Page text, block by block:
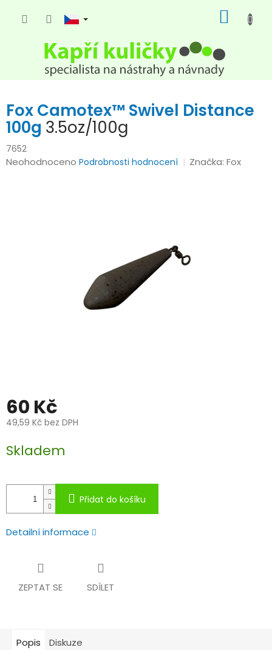
KOŠÍK
Fox Camotex™ Swivel Distance
100g 3.5oz/100g
7652
Průměrné
Neohodnoceno Podrobnosti hodnocení Značka:Fox
60 Kč
49,59 Kč bez DPH
cena:
Skladem
Přidat do košíku
Detailní informace
ZEPTAT SE SDÍLET
Popis Diskuze